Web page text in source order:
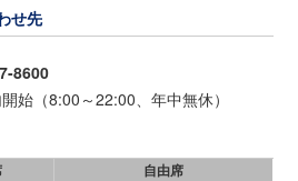
せ先
8600
始（8:00～22:00、年中無休）
自由席